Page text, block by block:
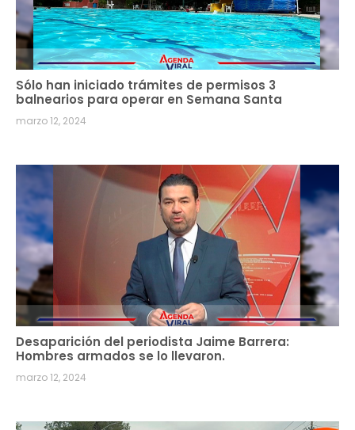
Sólo han iniciado trámites de permisos 3
balnearios para operar en Semana Santa
marzo 12, 2024
Desaparición del periodista Jaime Barrera:
Hombres armados se lo llevaron.
marzo 12, 2024